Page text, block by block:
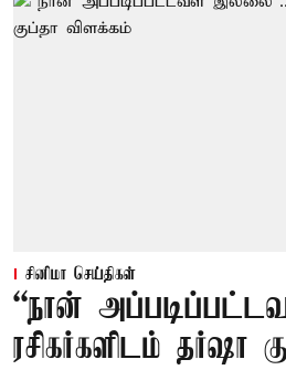
சினிமா செய்திகள்
“நான்
ரசிகர்களிடம் தர்ஷா